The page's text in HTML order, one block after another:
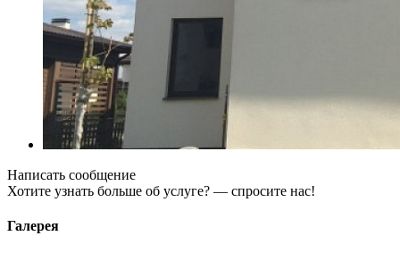
Написать сообщение
Хотите узнать больше об услуге? — спросите нас!
Галерея